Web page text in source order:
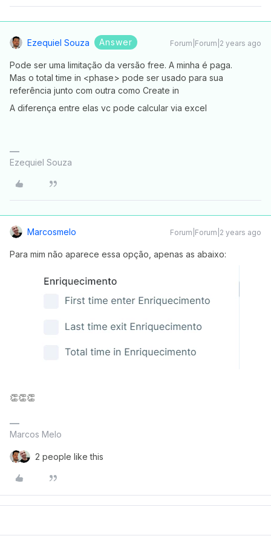
Ezequiel Souza Answer Forum|Forum|2 years ago
Pode ser uma limitação da versão free. A minha é paga.
Mas o total time in <phase> pode ser usado para sua
referência junto com outra como Create in
A diferença entre elas vc pode calcular via excel
Ezequiel Souza
Marcosmelo Forum|Forum|2 years ago
Para mim não aparece essa opção, apenas as abaixo:
👏👏👏
Marcos Melo
2 people like this